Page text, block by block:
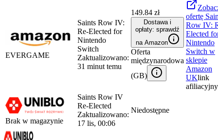
EVERGAME
Saints Row IV:
Re-Elected for
Nintendo
Switch
Zaktualizowano:
31 minut temu
149.84 zł
Dostawa i
opłaty: sprawdź
na Amazon
Oferta
międzynarodowa
(GB)
ofertę
Row IV:
Elected
Nintendo
Switch w
sklepie
Amazon
UKlink
afiliacyjny
Brak w magazynie
Saints Row IV
Re-Elected
Zaktualizowano:
17 lis, 00:06
Niedostępne